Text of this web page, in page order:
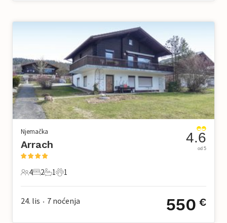
Njemačka
Arrach
4 Gosti
4
2 Spavaće sobe
2
1 Kupaonica
1
1 Kućni ljubimac
1
4.6
od 5
24. lis • 7 noćenja 550 €